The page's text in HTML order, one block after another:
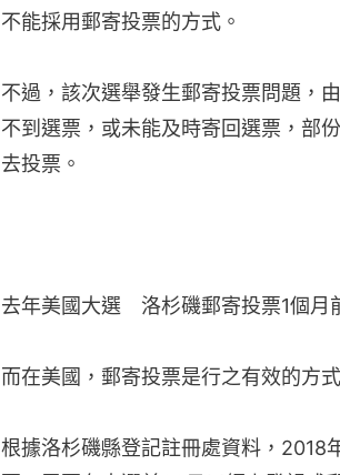
不能採用郵寄投票的方式。
不過，該次選舉發生郵寄投票問題，
不到選票，或未能及時寄回選票，部
去投票。
去年美國大選　洛杉磯郵寄投票1個月
而在美國，郵寄投票是行之有效的方
根據洛杉磯縣登記註冊處資料，2018